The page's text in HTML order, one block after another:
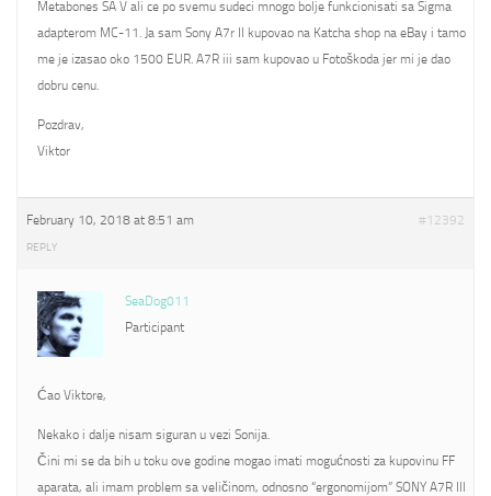
Metabones SA V ali ce po svemu sudeci mnogo bolje funkcionisati sa Sigma
adapterom MC-11. Ja sam Sony A7r II kupovao na Katcha shop na eBay i tamo
me je izasao oko 1500 EUR. A7R iii sam kupovao u Fotoškoda jer mi je dao
dobru cenu.
Pozdrav,
Viktor
February 10, 2018 at 8:51 am #12392
REPLY
SeaDog011
Participant
Ćao Viktore,
Nekako i dalje nisam siguran u vezi Sonija.
Čini mi se da bih u toku ove godine mogao imati mogućnosti za kupovinu FF
aparata, ali imam problem sa veličinom, odnosno “ergonomijom” SONY A7R III